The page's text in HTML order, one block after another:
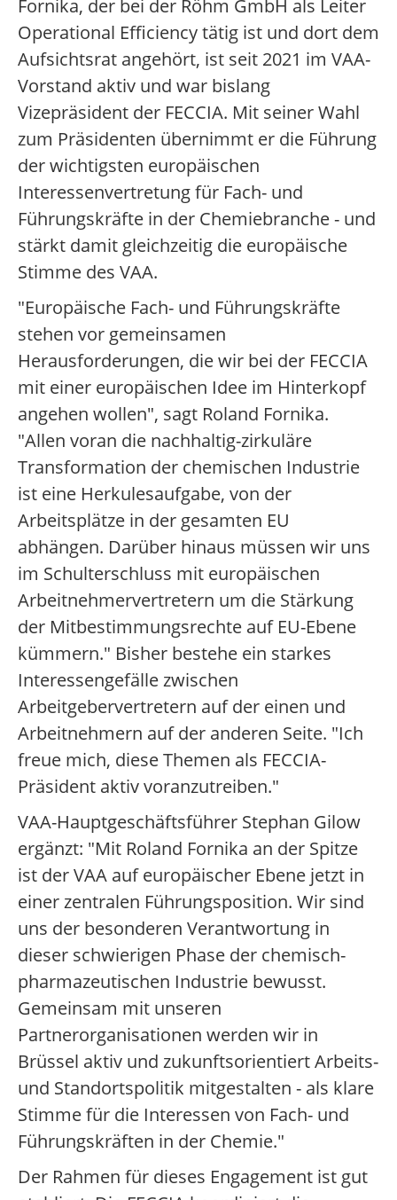
Fornika, der bei der Röhm GmbH als Leiter
Operational Efficiency tätig ist und dort dem
Aufsichtsrat angehört, ist seit 2021 im VAA-
Vorstand aktiv und war bislang
Vizepräsident der FECCIA. Mit seiner Wahl
zum Präsidenten übernimmt er die Führung
der wichtigsten europäischen
Interessenvertretung für Fach- und
Führungskräfte in der Chemiebranche - und
stärkt damit gleichzeitig die europäische
Stimme des VAA.
"Europäische Fach- und Führungskräfte
stehen vor gemeinsamen
Herausforderungen, die wir bei der FECCIA
mit einer europäischen Idee im Hinterkopf
angehen wollen", sagt Roland Fornika.
"Allen voran die nachhaltig-zirkuläre
Transformation der chemischen Industrie
ist eine Herkulesaufgabe, von der
Arbeitsplätze in der gesamten EU
abhängen. Darüber hinaus müssen wir uns
im Schulterschluss mit europäischen
Arbeitnehmervertretern um die Stärkung
der Mitbestimmungsrechte auf EU-Ebene
kümmern." Bisher bestehe ein starkes
Interessengefälle zwischen
Arbeitgebervertretern auf der einen und
Arbeitnehmern auf der anderen Seite. "Ich
freue mich, diese Themen als FECCIA-
Präsident aktiv voranzutreiben."
VAA-Hauptgeschäftsführer Stephan Gilow
ergänzt: "Mit Roland Fornika an der Spitze
ist der VAA auf europäischer Ebene jetzt in
einer zentralen Führungsposition. Wir sind
uns der besonderen Verantwortung in
dieser schwierigen Phase der chemisch-
pharmazeutischen Industrie bewusst.
Gemeinsam mit unseren
Partnerorganisationen werden wir in
Brüssel aktiv und zukunftsorientiert Arbeits-
und Standortspolitik mitgestalten - als klare
Stimme für die Interessen von Fach- und
Führungskräften in der Chemie."
Der Rahmen für dieses Engagement ist gut